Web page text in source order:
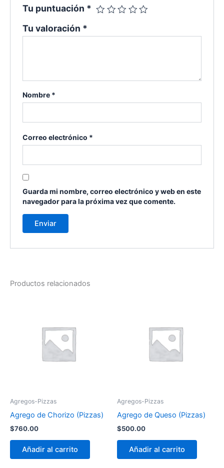
Tu puntuación *
Tu valoración *
Nombre *
Correo electrónico *
Guarda mi nombre, correo electrónico y web en este
navegador para la próxima vez que comente.
Productos relacionados
Agregos-Pizzas
Agrego de Chorizo (Pizzas)
$760.00
Añadir al carrito
Agregos-Pizzas
Agrego de Queso (Pizzas)
$500.00
Añadir al carrito